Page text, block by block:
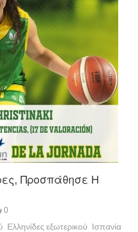
Προσπάθησε Η
0
Ελληνίδες εξωτερικού Ισπανία